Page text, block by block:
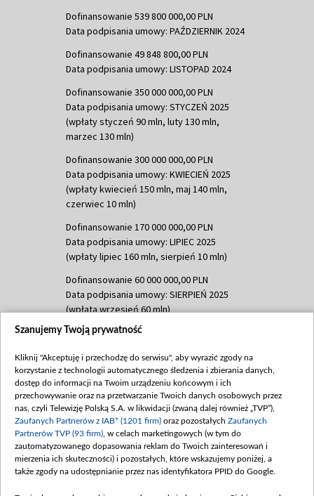
Dofinansowanie 539 800 000,00 PLN
Data podpisania umowy: PAŹDZIERNIK 2024
Dofinansowanie 49 848 800,00 PLN
Data podpisania umowy: LISTOPAD 2024
Dofinansowanie 350 000 000,00 PLN
Data podpisania umowy: STYCZEŃ 2025
(wpłaty styczeń 90 mln, luty 130 mln,
marzec 130 mln)
Dofinansowanie 300 000 000,00 PLN
Data podpisania umowy: KWIECIEŃ 2025
(wpłaty kwiecień 150 mln, maj 140 mln,
czerwiec 10 mln)
Dofinansowanie 170 000 000,00 PLN
Data podpisania umowy: LIPIEC 2025
(wpłaty lipiec 160 mln, sierpień 10 mln)
Dofinansowanie 60 000 000,00 PLN
Data podpisania umowy: SIERPIEŃ 2025
(wpłata wrzesień 60 mln)
Dofinansowanie 635 783 051,21 PLN
(wpłata wrzesień 100 mln, październik 350
mln, listopad 265 mln)
Dofinansowanie 48 862 000,00 PLN
Data podpisania umowy: GRUDZIEŃ 2025
(wpłata grudzień 60,548 mln)
Dofinansowanie 900 000 000,00 PLN
Data podpisania umowy: LUTY 2026 (wpłata
Szanujemy Twoją prywatność
Kliknij "Akceptuję i przechodzę do serwisu", aby wyrazić zgody na
korzystanie z technologii automatycznego śledzenia i zbierania danych,
dostęp do informacji na Twoim urządzeniu końcowym i ich
przechowywanie oraz na przetwarzanie Twoich danych osobowych przez
nas, czyli Telewizję Polską S.A. w likwidacji (zwaną dalej również „TVP”),
Zaufanych Partnerów z IAB* (1201 firm) oraz pozostałych Zaufanych
Partnerów TVP (93 firm) , w celach marketingowych (w tym do
zautomatyzowanego dopasowania reklam do Twoich zainteresowań i
mierzenia ich skuteczności) i pozostałych, które wskazujemy poniżej, a
także zgody na udostępnianie przez nas identyfikatora PPID do Google.